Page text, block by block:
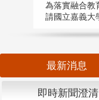
為落實融合教
請國立嘉義大
最新消息
即時新聞澄清